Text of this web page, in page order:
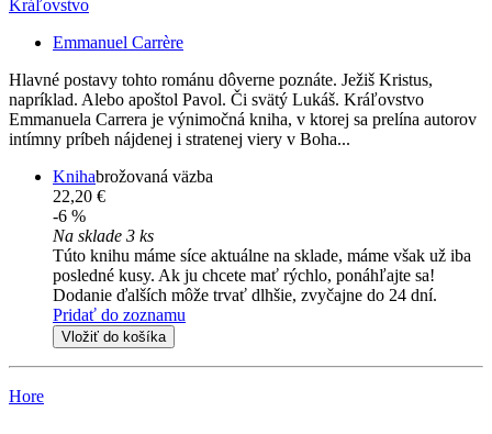
Kráľovstvo
Emmanuel Carrère
Hlavné postavy tohto románu dôverne poznáte. Ježiš Kristus,
napríklad. Alebo apoštol Pavol. Či svätý Lukáš. Kráľovstvo
Emmanuela Carrera je výnimočná kniha, v ktorej sa prelína autorov
intímny príbeh nájdenej i stratenej viery v Boha...
Knihabrožovaná väzba
22,20 €
-6 %
Na sklade 3 ks
Túto knihu máme síce aktuálne na sklade, máme však už iba
posledné kusy. Ak ju chcete mať rýchlo, ponáhľajte sa!
Dodanie ďalších môže trvať dlhšie, zvyčajne do 24 dní.
Pridať do zoznamu
Vložiť do košíka
Hore